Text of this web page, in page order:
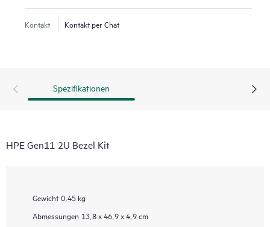
Kontakt Kontakt per Chat
Spezifikationen
HPE Gen11 2U Bezel Kit
Gewicht 0,45 kg
Abmessungen 13,8 x 46,9 x 4,9 cm